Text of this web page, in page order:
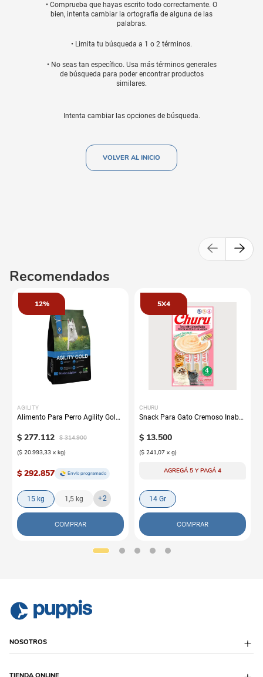
• Comprueba que hayas escrito todo correctamente. O
bien, intenta cambiar la ortografía de alguna de las
palabras.
• Limita tu búsqueda a 1 o 2 términos.
• No seas tan específico. Usa más términos generales
de búsqueda para poder encontrar productos
similares.
Intenta cambiar las opciones de búsqueda.
VOLVER AL INICIO
Recomendados
12%
AGILITY
Alimento Para Perro Agility Gold
$ 277.112 $ 314.900
($ 20.993,33 x kg)
$ 292.857 Envío programado
15 kg 1,5 kg +2
COMPRAR
5X4
CHURU
Snack Para Gato Cremoso Inaba
$ 13.500
($ 241,07 x g)
AGREGÁ 5 Y PAGÁ 4
14 Gr
COMPRAR
NOSOTROS